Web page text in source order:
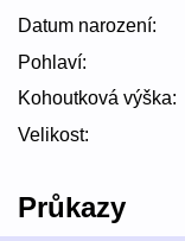
Datum narození:
Pohlaví:
Kohoutková výška:
Velikost:
Průkazy